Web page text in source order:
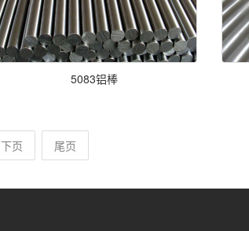
5083铝棒
下页 尾页